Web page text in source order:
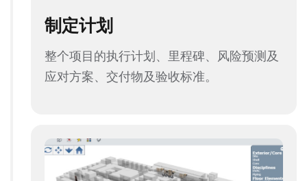
制定计划
整个项目的执行计划、里程碑、风险预测及
应对方案、交付物及验收标准。